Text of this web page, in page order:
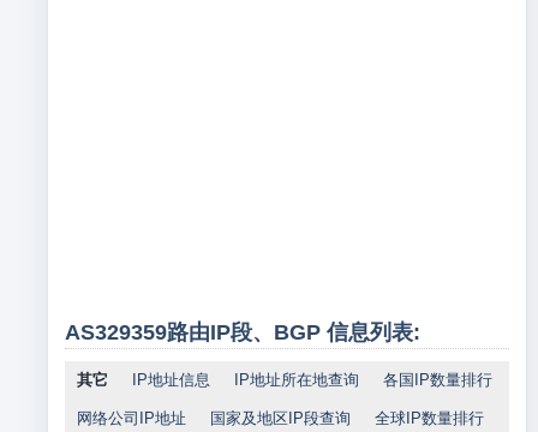
AS329359路由IP段、BGP 信息列表:
其它 IP地址信息 IP地址所在地查询 各国IP数量排行
网络公司IP地址 国家及地区IP段查询 全球IP数量排行